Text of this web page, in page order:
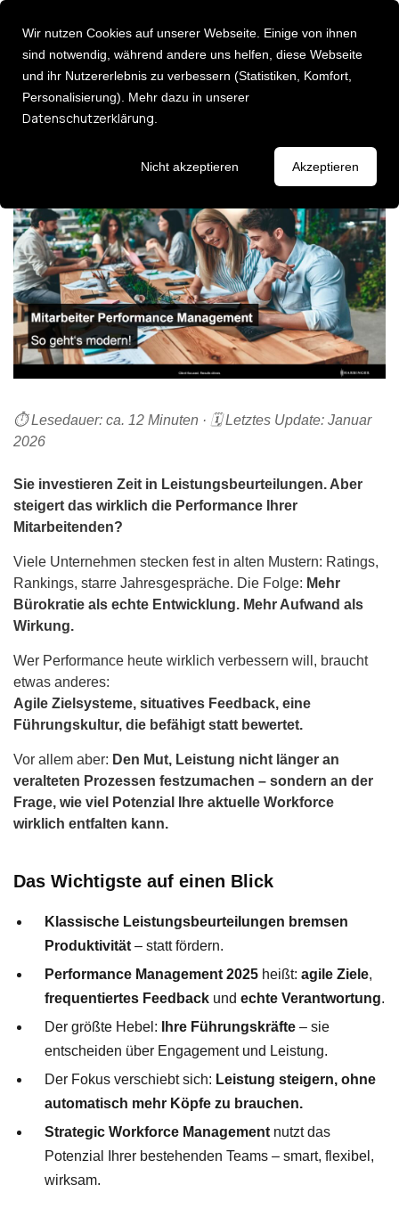
Consulting Services
AI Impact Modelling
Change Management
Fehlzeiten Management
HR Analytics
HR Transformation
Recruiting Strategie
Retention Management
Strategic Workforce Management
Entdecken
Leadership
Impulse
Lassen Sie
Über uns
Deutsch [DE]
English [EN]
Performance Management 2026:
Ziele, Prozess, Beispiele
⏱️ Lesedauer: ca. 12 Minuten · 🗓️ Letztes Update: Januar
2026
Sie investieren Zeit in Leistungsbeurteilungen. Aber
steigert das wirklich die Performance Ihrer
Mitarbeitenden?
Viele Unternehmen stecken fest in alten Mustern: Ratings,
Rankings, starre Jahresgespräche. Die Folge: Mehr
Bürokratie als echte Entwicklung. Mehr Aufwand als
Wirkung.
Wer Performance heute wirklich verbessern will, braucht
etwas anderes:
Agile Zielsysteme, situatives Feedback, eine
Führungskultur, die befähigt statt bewertet.
Vor allem aber: Den Mut, Leistung nicht länger an
veralteten Prozessen festzumachen – sondern an der
Frage, wie viel Potenzial Ihre aktuelle Workforce
wirklich entfalten kann.
Das Wichtigste auf einen Blick
Klassische Leistungsbeurteilungen bremsen
Produktivität – statt fördern.
Performance Management 2025 heißt: agile Ziele,
frequentiertes Feedback und echte Verantwortung.
Der größte Hebel:
Ihre Führungskräfte – sie
entscheiden über Engagement und Leistung.
Der Fokus verschiebt sich: Leistung steigern, ohne
automatisch mehr Köpfe zu brauchen.
Strategic Workforce Management nutzt das
Potenzial Ihrer bestehenden Teams – smart, flexibel,
wirksam.
Wir nutzen Cookies auf unserer Webseite. Einige von ihnen
sind notwendig, während andere uns helfen, diese Webseite
und ihr Nutzererlebnis zu verbessern (Statistiken, Komfort,
Personalisierung). Mehr dazu in unserer
Datenschutzerklärung
Nicht akzeptieren Akzeptieren